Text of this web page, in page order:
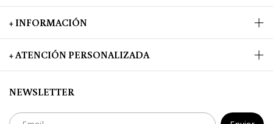
+ INFORMACIÓN
+ ATENCIÓN PERSONALIZADA
NEWSLETTER